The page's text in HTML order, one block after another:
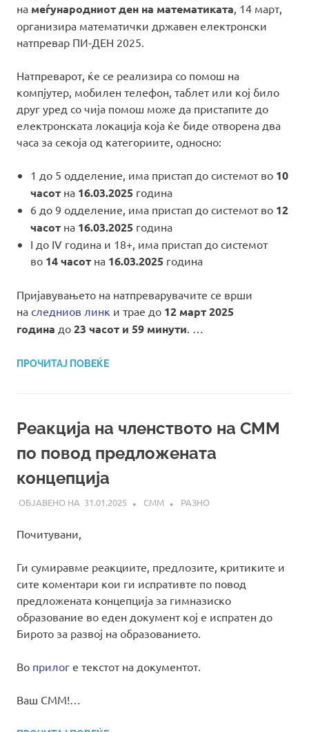
на меѓународниот ден на математиката, 14 март,
организира математички државен електронски
натпревар ПИ-ДЕН 2025.
Натпреварот, ќе се реализира со помош на
компјутер, мобилен телефон, таблет или кој било
друг уред со чија помош може да пристапите до
електронската локација која ќе биде отворена два
часа за секоја од категориите, односно:
1 до 5 одделение, има пристап до системот во 10
часот на 16.03.2025 година
6 до 9 одделение, има пристап до системот во 12
часот на 16.03.2025 година
I до IV година и 18+, има пристап до системот
во 14 часот на 16.03.2025 година
Пријавувањето на натпреварувачите се врши
на следниов линк и трае до 12 март 2025
година до 23 часот и 59 минути. …
ПРОЧИТАЈ ПОВЕЌЕ
Реакција на членството на СММ
по повод предложената
концепција
31.01.2025 СММ РАЗНО
Почитувани,
Ги сумиравме реакциите, предлозите, критиките и
сите коментари кои ги испративте по повод
предложената концепција за гимназиско
образование во еден документ кој е испратен до
Бирото за развој на образованието.
Во прилог е текстот на документот.
Ваш СММ!…